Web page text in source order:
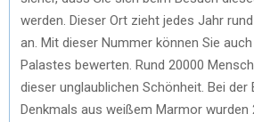
werden. Dieser Ort zieht jedes Jahr
an. Mit dieser Nummer können Sie
Palastes bewerten. Rund 20000
dieser unglaublichen Schönheit. Bei der
Denkmals aus weißem Marmor wurden